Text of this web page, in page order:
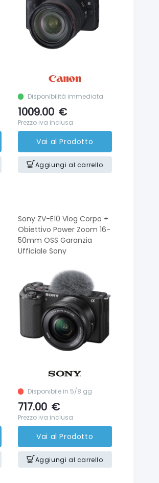
Disponibilità immediata
1009.00 €
Prezzo iva inclusa
Vai al Prodotto
Aggiungi al carrello
Sony ZV-E10 Vlog Corpo +
Obiettivo Power Zoom 16-
50mm OSS Garanzia
Ufficiale Sony
Disponibile in 5/8 gg
717.00 €
Prezzo iva inclusa
Vai al Prodotto
Aggiungi al carrello